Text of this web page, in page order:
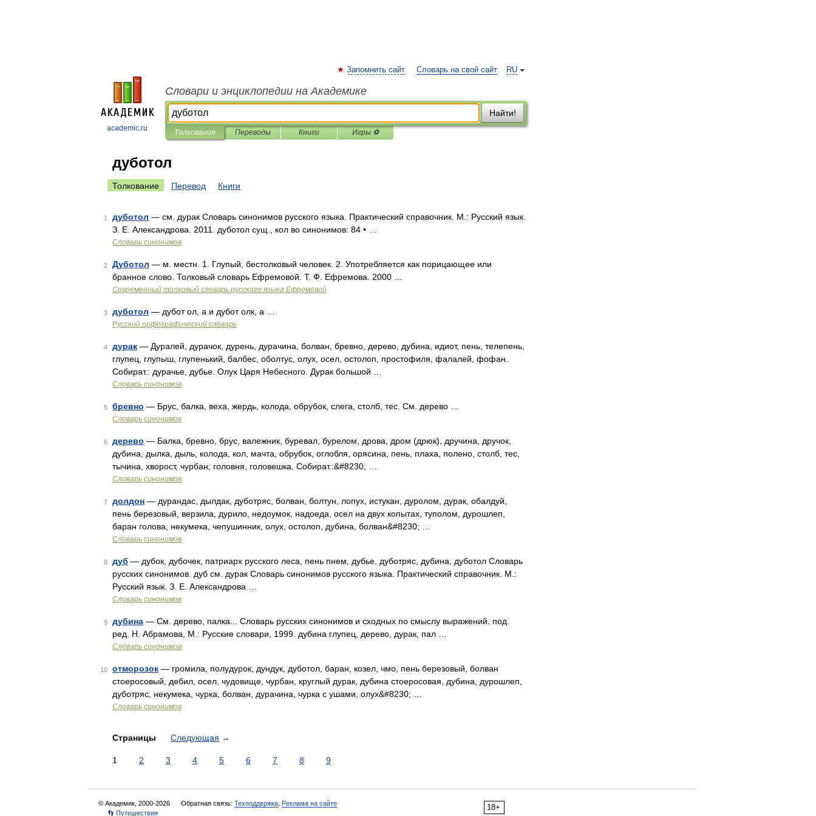
academic.ru
RU
Запомнить сайт Словарь на свой сайт
Словари и энциклопедии на Академике
Найти!
Толкования Переводы Книги Игры ⚽
дуботол
Толкование Перевод Книги
1 дуботол — см. дурак Словарь синонимов русского языка. Практический справочник. М.: Русский язык.
З. Е. Александрова. 2011. дуботол сущ., кол во синонимов: 84 • …
Словарь синонимов
2 Дуботол — м. местн. 1. Глупый, бестолковый человек. 2. Употребляется как порицающее или
бранное слово. Толковый словарь Ефремовой. Т. Ф. Ефремова. 2000 …
Современный толковый словарь русского языка Ефремовой
3 дуботол — дубот ол, а и дубот олк, а …
Русский орфографический словарь
4 дурак — Дуралей, дурачок, дурень, дурачина, болван, бревно, дерево, дубина, идиот, пень, телепень,
глупец, глупыш, глупенький, балбес, оболтус, олух, осел, остолоп, простофиля, фалалей, фофан.
Собират.: дурачье, дубье. Олух Царя Небесного. Дурак большой …
Словарь синонимов
5 бревно — Брус, балка, веха, жердь, колода, обрубок, слега, столб, тес. См. дерево …
Словарь синонимов
6 дерево — Балка, бревно, брус, валежник, буревал, бурелом, дрова, дром (дрюк), дручина, дручок,
дубина, дылка, дыль, колода, кол, мачта, обрубок, оглобля, орясина, пень, плаха, полено, столб, тес,
тычина, хворост, чурбан; головня, головешка. Собират.:&#8230; …
Словарь синонимов
7 долдон — дурандас, дылдак, дуботряс, болван, болтун, лопух, истукан, дуролом, дурак, обалдуй,
пень березовый, верзила, дурило, недоумок, надоеда, осел на двух копытах, туполом, дурошлеп,
баран голова, некумека, чепушинник, олух, остолоп, дубина, болван&#8230; …
Словарь синонимов
8 дуб — дубок, дубочек, патриарх русского леса, пень пнем, дубье, дуботряс, дубина, дуботол Словарь
русских синонимов. дуб см. дурак Словарь синонимов русского языка. Практический справочник. М.:
Русский язык. З. Е. Александрова …
Словарь синонимов
9 дубина — См. дерево, палка... Словарь русских синонимов и сходных по смыслу выражений. под.
ред. Н. Абрамова, М.: Русские словари, 1999. дубина глупец, дерево, дурак, пал …
Словарь синонимов
10 отморозок — громила, полудурок, дундук, дуботол, баран, козел, чмо, пень березовый, болван
стоеросовый, дебил, осел, чудовище, чурбан, круглый дурак, дубина стоеросовая, дубина, дурошлеп,
дуботряс, некумека, чурка, болван, дурачина, чурка с ушами, олух&#8230; …
Словарь синонимов
Страницы Следующая →
1 2 3 4 5 6 7 8 9
18+
© Академик, 2000-2026 Обратная связь: Техподдержка Реклама на сайте
👣 Путешествия